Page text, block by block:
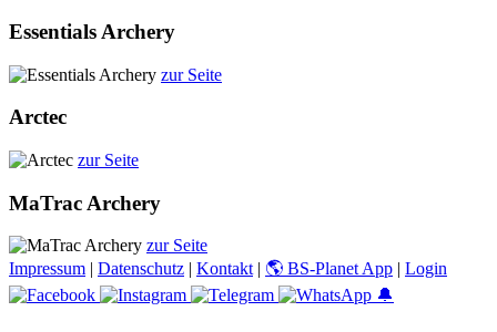
Essentials Archery
zur Seite
Arctec
zur Seite
MaTrac Archery
zur Seite
Impressum | Datenschutz | Kontakt | 🌎 BS-Planet App | Login
🔔